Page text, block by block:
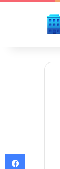
Facebook